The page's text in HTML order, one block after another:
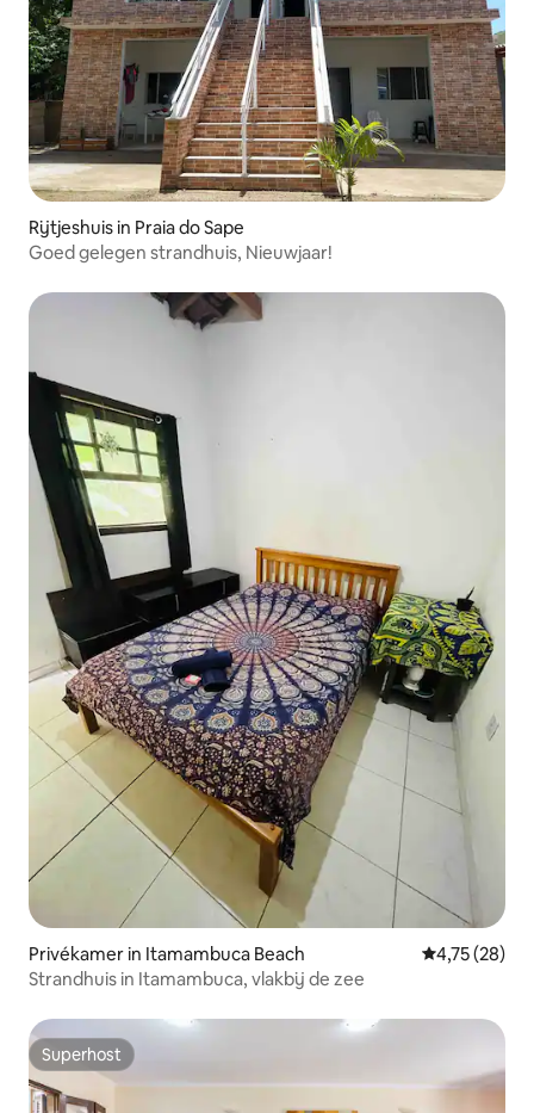
Rijtjeshuis in Praia do Sape
Goed gelegen strandhuis, Nieuwjaar!
Privékamer in Itamambuca Beach Gemiddelde
4,75 (28)
Strandhuis in Itamambuca, vlakbij de zee
Superhost
Superhost